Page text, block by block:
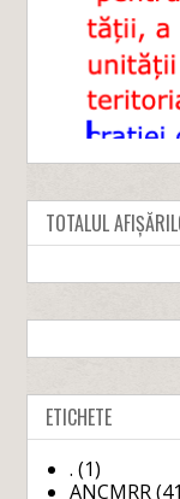
TOTALUL
ETICHETE
. (1)
ANCMRR